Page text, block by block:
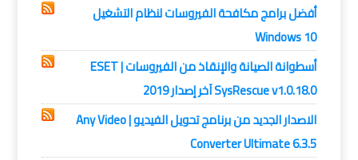
أفضل برامج مكافحة الفيروسات لنظام التشغيل
Windows 10
أسطوانة الصيانة والإنقاذ من الفيروسات | ESET
SysRescue v1.0.18.0 آخر إصدار 2019
الاصدار الجديد من برنامج تحويل الفيديو | Any Video
Converter Ultimate 6.3.5